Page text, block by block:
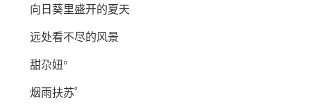
向日葵里盛开的夏天
远处看不尽的风景
甜尕妞°
烟雨扶苏゜